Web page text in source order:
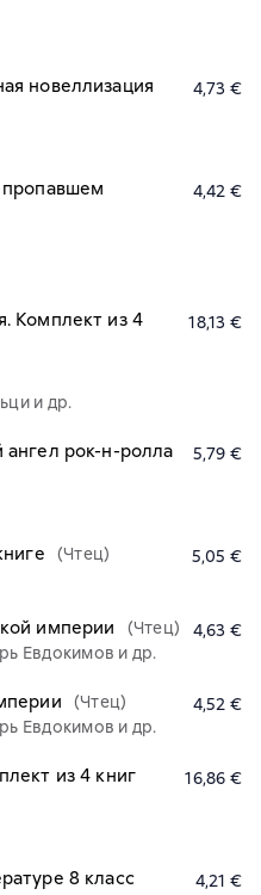
новеллизация 4,73 €
4,42 €
Комплект из 4
и др.
18,13 €
рок-н-ролла 5,79 €
(Чтец)
5,05 €
империи
(Чтец)
Евдокимов и др.
4,63 €
(Чтец)
Евдокимов и др.
4,52 €
из 4 книг 16,86 €
8 класс 4,21 €